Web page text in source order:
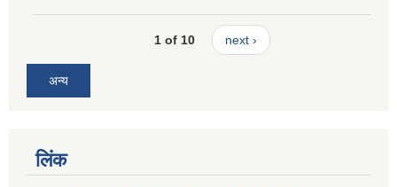
1 of 10 next ›
अन्य
लिंक